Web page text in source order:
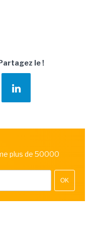
le !
plus de 50000
OK